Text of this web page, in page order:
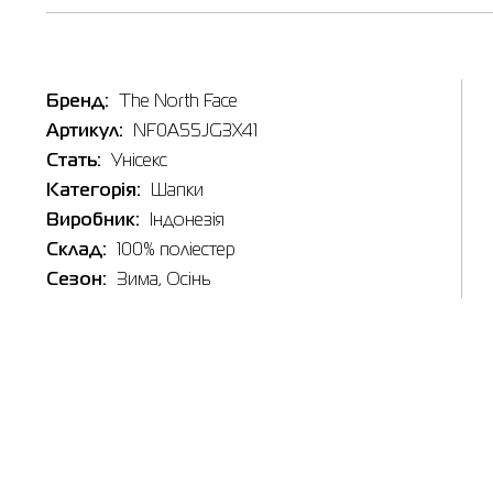
Шапка
Біла
Бренд:
The North Face
Артикул:
NF0A55JG3X41
Стать:
Унісекс
Категорія:
Шапки
Виробник:
Індонезія
Склад:
100% поліестер
Сезон:
Зима, Осінь